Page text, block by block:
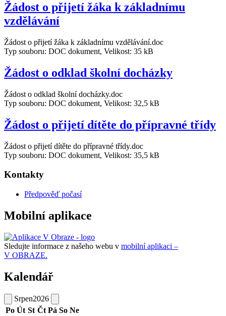
Žádost o přijetí žáka k základnímu
vzdělávání
Žádost o přijetí žáka k základnímu vzdělávání.doc
Typ souboru: DOC dokument, Velikost: 35 kB
Žádost o odklad školní docházky
Žádost o odklad školní docházky.doc
Typ souboru: DOC dokument, Velikost: 32,5 kB
Žádost o přijetí dítěte do přípravné třídy
Žádost o přijetí dítěte do přípravné třídy.doc
Typ souboru: DOC dokument, Velikost: 35,5 kB
Kontakty
Předpověď počasí
Mobilní aplikace
Sledujte informace z našeho webu v mobilní aplikaci –
V OBRAZE.
Kalendář
Srpen2026
Po Út St Čt Pá So Ne